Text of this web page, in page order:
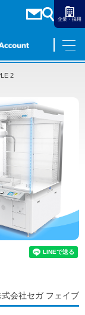
企業・採用
ム
セガ ラッキーくじ
2
式会社セガ フェイブ